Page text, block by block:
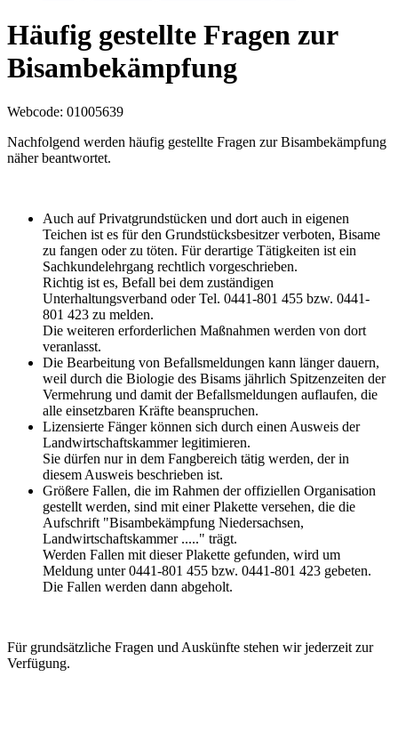
Häufig gestellte Fragen zur
Bisambekämpfung
Webcode: 01005639
Nachfolgend werden häufig gestellte Fragen zur Bisambekämpfung
näher beantwortet.
Auch auf Privatgrundstücken und dort auch in eigenen
Teichen ist es für den Grundstücksbesitzer verboten, Bisame
zu fangen oder zu töten. Für derartige Tätigkeiten ist ein
Sachkundelehrgang rechtlich vorgeschrieben.
Richtig ist es, Befall bei dem zuständigen
Unterhaltungsverband oder Tel. 0441-801 455 bzw. 0441-
801 423 zu melden.
Die weiteren erforderlichen Maßnahmen werden von dort
veranlasst.
Die Bearbeitung von Befallsmeldungen kann länger dauern,
weil durch die Biologie des Bisams jährlich Spitzenzeiten der
Vermehrung und damit der Befallsmeldungen auflaufen, die
alle einsetzbaren Kräfte beanspruchen.
Lizensierte Fänger können sich durch einen Ausweis der
Landwirtschaftskammer legitimieren.
Sie dürfen nur in dem Fangbereich tätig werden, der in
diesem Ausweis beschrieben ist.
Größere Fallen, die im Rahmen der offiziellen Organisation
gestellt werden, sind mit einer Plakette versehen, die die
Aufschrift "Bisambekämpfung Niedersachsen,
Landwirtschaftskammer ....." trägt.
Werden Fallen mit dieser Plakette gefunden, wird um
Meldung unter 0441-801 455 bzw. 0441-801 423 gebeten.
Die Fallen werden dann abgeholt.
Für grundsätzliche Fragen und Auskünfte stehen wir jederzeit zur
Verfügung.